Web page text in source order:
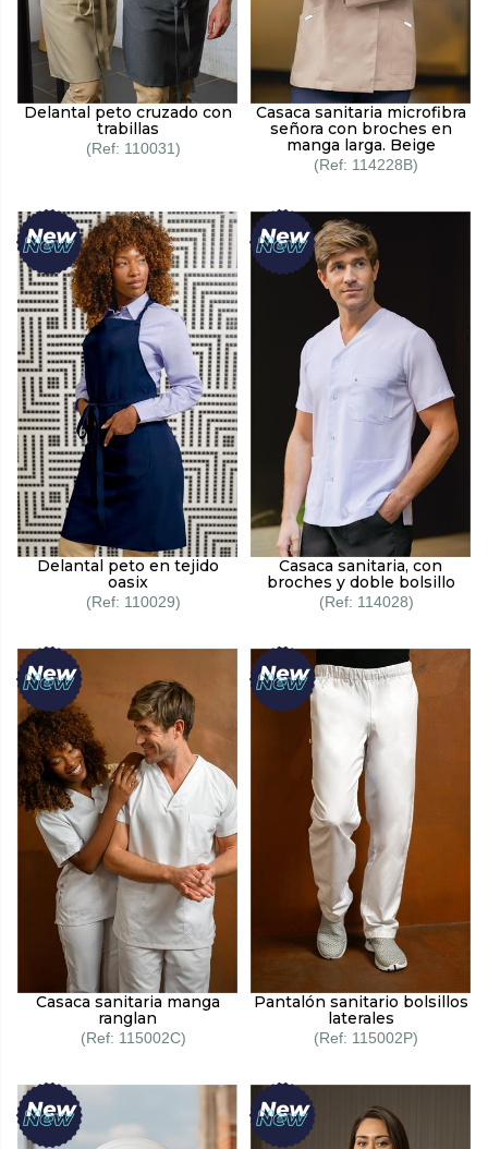
Delantal peto cruzado con
trabillas
110031
Casaca sanitaria microfibra
señora con broches en
manga larga. Beige
114228B
Delantal peto en tejido
oasix
110029
Casaca sanitaria, con
broches y doble bolsillo
114028
Casaca sanitaria manga
ranglan
115002C
Pantalón sanitario bolsillos
laterales
115002P